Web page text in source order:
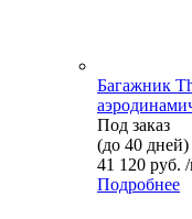
Багажник
Под заказ
(до 40 дней)
41 120 руб.
Подробнее